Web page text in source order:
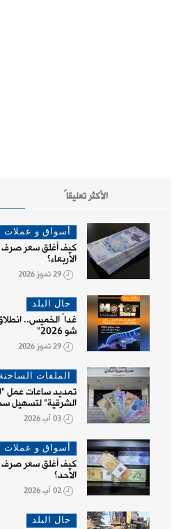
الأكثر تعليقاً
أسواق و عملات
كيف أغلق سعر صرف
الأربعاء؟
29 تموز 2026
حال البلد
غداً الخميس..
شو 2026"
29 تموز 2026
الملفات الساخنة
تمديد ساعات عمل
الشرقية" لتسهيل
03 آب 2026
أسواق و عملات
كيف أغلق سعر صرف
الأحد؟
02 آب 2026
حال البلد